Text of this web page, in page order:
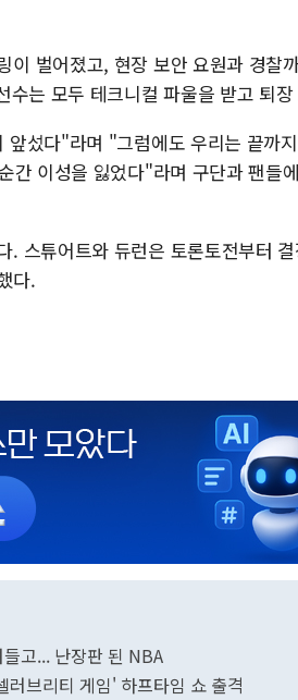
이 벌어졌고, 현장 보안 요원과 경찰
는 모두 테크니컬 파울을 받고 퇴
섰다"라며 "그럼에도 우리는 끝까
간 이성을 잃었다"라며 구단과 팬들
. 스튜어트와 듀런은 토론토전부터
다.
고... 난장판 된 NBA
브리티 게임' 하프타임 쇼 출격